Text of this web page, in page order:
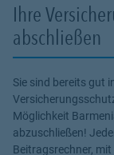
Ihre
abschließen
Sie sind bereits gut
Möglichkeit
abzuschließen!
Beitragsrechner,